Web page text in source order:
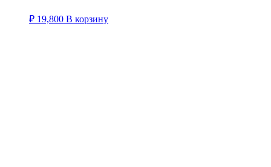
₽ 19,800 В корзину